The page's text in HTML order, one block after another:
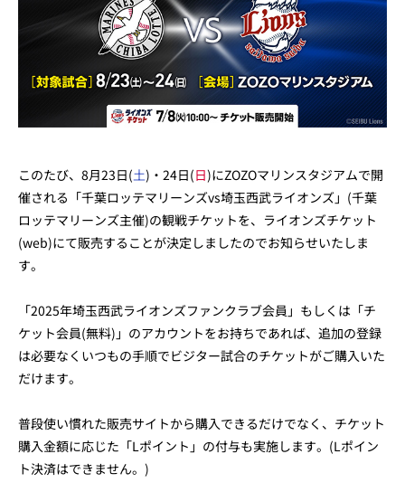
このたび、8月23日(土)・24日(日)にZOZOマリンスタジアムで開
催される「千葉ロッテマリーンズvs埼玉西武ライオンズ」(千葉
ロッテマリーンズ主催)の観戦チケットを、ライオンズチケット
(web)にて販売することが決定しましたのでお知らせいたしま
す。
「2025年埼玉西武ライオンズファンクラブ会員」もしくは「チ
ケット会員(無料)」のアカウントをお持ちであれば、追加の登録
は必要なくいつもの手順でビジター試合のチケットがご購入いた
だけます。
普段使い慣れた販売サイトから購入できるだけでなく、チケット
購入金額に応じた「Lポイント」の付与も実施します。(Lポイン
ト決済はできません。)